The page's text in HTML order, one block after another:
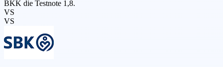
BKK die Testnote 1,8.
VS
VS